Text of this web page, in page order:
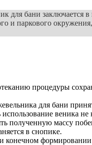
для бани заключается
и паркового
процедуры
для бани
использование веника
полученную массу
в снопике.
конечном